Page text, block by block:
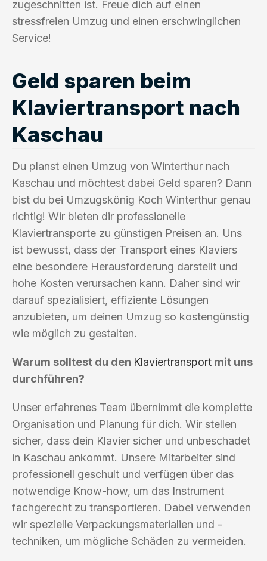
zugeschnitten ist. Freue dich auf einen
stressfreien Umzug und einen erschwinglichen
Service!
Geld sparen beim
Klaviertransport nach
Kaschau
Du planst einen Umzug von Winterthur nach
Kaschau und möchtest dabei Geld sparen? Dann
bist du bei Umzugskönig Koch Winterthur genau
richtig! Wir bieten dir professionelle
Klaviertransporte zu günstigen Preisen an. Uns
ist bewusst, dass der Transport eines Klaviers
eine besondere Herausforderung darstellt und
hohe Kosten verursachen kann. Daher sind wir
darauf spezialisiert, effiziente Lösungen
anzubieten, um deinen Umzug so kostengünstig
wie möglich zu gestalten.
Warum solltest du den Klaviertransport mit uns
durchführen?
Unser erfahrenes Team übernimmt die komplette
Organisation und Planung für dich. Wir stellen
sicher, dass dein Klavier sicher und unbeschadet
in Kaschau ankommt. Unsere Mitarbeiter sind
professionell geschult und verfügen über das
notwendige Know-how, um das Instrument
fachgerecht zu transportieren. Dabei verwenden
wir spezielle Verpackungsmaterialien und -
techniken, um mögliche Schäden zu vermeiden.